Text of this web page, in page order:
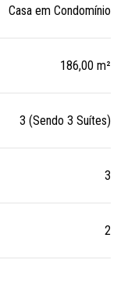
Casa em Condomínio
186,00 m²
3 (Sendo 3 Suítes)
3
2